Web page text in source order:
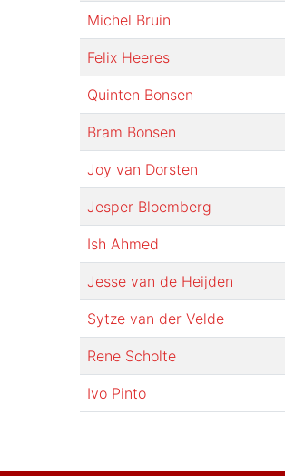
Michel Bruin
Felix Heeres
Quinten Bonsen
Bram Bonsen
Joy van Dorsten
Jesper Bloemberg
Ish Ahmed
Jesse van de Heijden
Sytze van der Velde
Rene Scholte
Ivo Pinto